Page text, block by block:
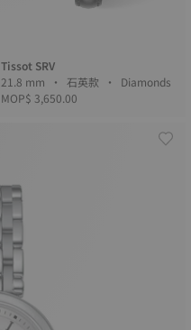
Tissot SRV
21.8 mm • 石英款 • Diamonds
MOP$ 3,650.00